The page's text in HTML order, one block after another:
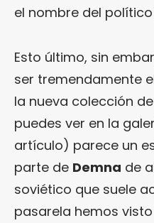
el nombre del
Esto último, sin
ser tremendamente
la nueva colección de
puedes ver en la
artículo) parece un
parte de Demna de
soviético que suele
pasarela hemos